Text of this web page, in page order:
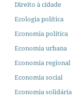
Direito à cidade
Ecologia política
Economia política
Economia urbana
Economia regional
Economia social
Economia solidária